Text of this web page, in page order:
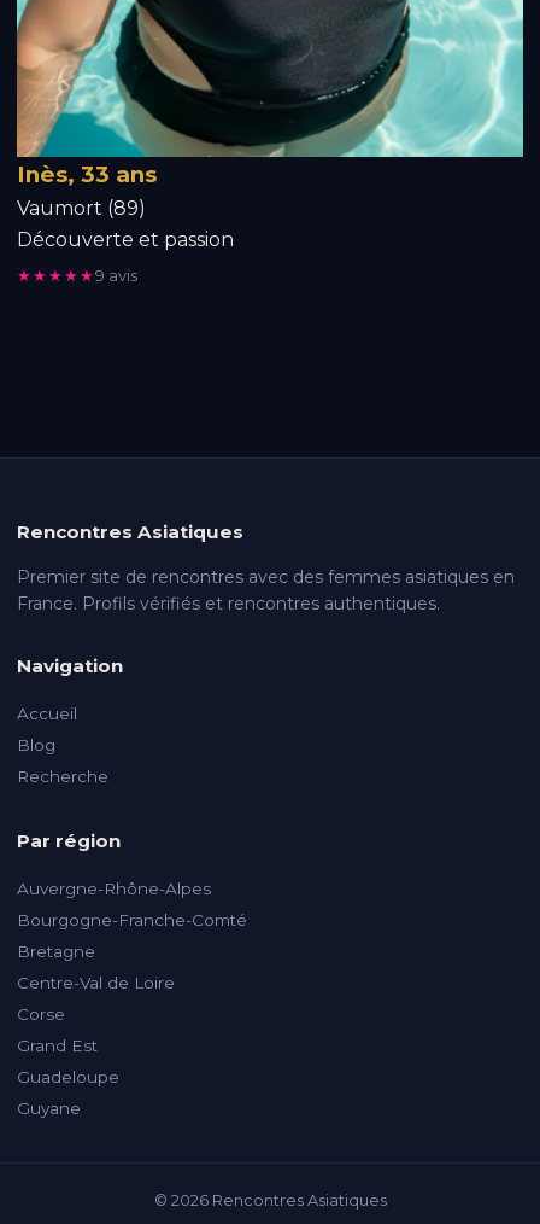
Inès, 33 ans
Vaumort (89)
Découverte et passion
★★★★★9 avis
Rencontres Asiatiques
Premier site de rencontres avec des femmes asiatiques en
France. Profils vérifiés et rencontres authentiques.
Navigation
Accueil
Blog
Recherche
Par région
Auvergne-Rhône-Alpes
Bourgogne-Franche-Comté
Bretagne
Centre-Val de Loire
Corse
Grand Est
Guadeloupe
Guyane
© 2026 Rencontres Asiatiques